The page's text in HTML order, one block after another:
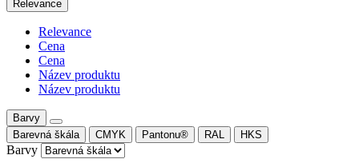
Relevance
Relevance
Cena
Cena
Název produktu
Název produktu
Barvy
Barevná škála
CMYK Pantonu® RAL HKS
Barvy